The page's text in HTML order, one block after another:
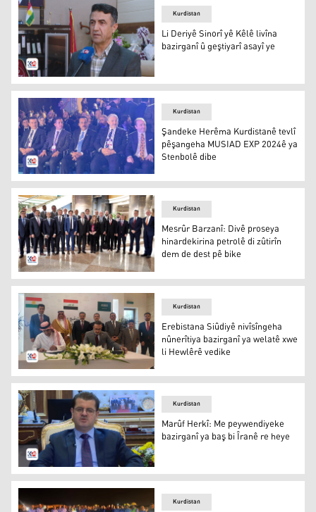
Ebas Ezîz Bapîr
Kurdistan
Li Deriyê Sinorî yê Kêlê livîna
bazirganî û geştiyarî asayî ye
Şandeke Herêma Kurdistanê tevlî pêşangeha MUSIAD
Kurdistan
Şandeke Herêma Kurdistanê tevlî
pêşangeha MUSIAD EXP 2024ê ya
Stenbolê dibe
Mesrûr Barzanî: Divê proseya hinardekirina petrolê di
Kurdistan
Mesrûr Barzanî: Divê proseya
hinardekirina petrolê di zûtirîn
dem de dest pê bike
Merasîmên îmzakirina peymana damezrandina
Kurdistan
Erebistana Siûdiyê nivîsîngeha
nûnerîtiya bazirganî ya welatê xwe
li Hewlêrê vedike
Marûf Herkî
Kurdistan
Marûf Herkî: Me peywendiyeke
bazirganî ya baş bi Îranê re heye
Kurdistan